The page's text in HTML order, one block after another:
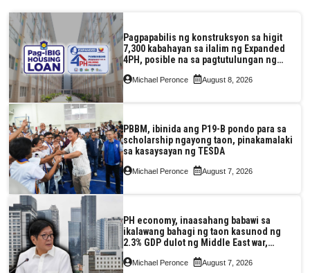
Pagpapabilis ng konstruksyon sa higit
7,300 kabahayan sa ilalim ng Expanded
4PH, posible na sa pagtutulungan ng
Pag-IBIG at P.A. Alvarez
Michael Peronce August 8, 2026
PBBM, ibinida ang P19-B pondo para sa
scholarship ngayong taon, pinakamalaki
sa kasaysayan ng TESDA
Michael Peronce August 7, 2026
PH economy, inaasahang babawi sa
ikalawang bahagi ng taon kasunod ng
2.3% GDP dulot ng Middle East war,
pagkaantala ng public construction
Michael Peronce August 7, 2026